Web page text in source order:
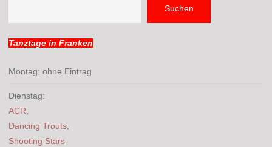
Suchen
Tanztage in Franken
Montag: ohne Eintrag
Dienstag:
ACR,
Dancing Trouts,
Shooting Stars